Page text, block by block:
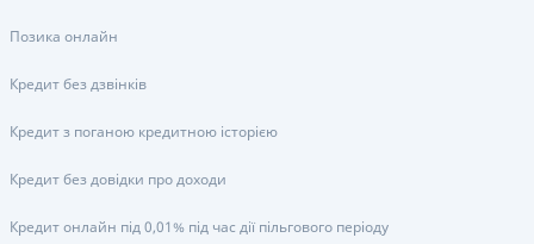
Позика онлайн
Кредит без дзвінків
Кредит з поганою кредитною історією
Кредит без довідки про доходи
Кредит онлайн під 0,01% під час дії пільгового періоду